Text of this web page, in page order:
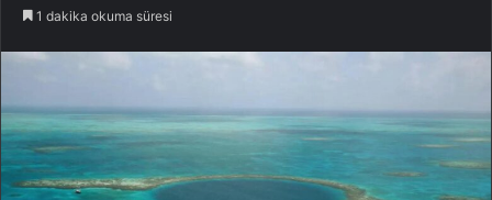
1 dakika okuma süresi